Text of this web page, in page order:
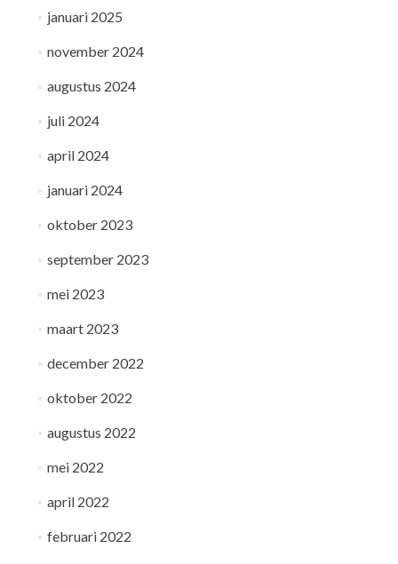
januari 2025
november 2024
augustus 2024
juli 2024
april 2024
januari 2024
oktober 2023
september 2023
mei 2023
maart 2023
december 2022
oktober 2022
augustus 2022
mei 2022
april 2022
februari 2022